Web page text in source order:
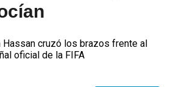
Hassan cruzó los brazos frente al
oficial de la FIFA